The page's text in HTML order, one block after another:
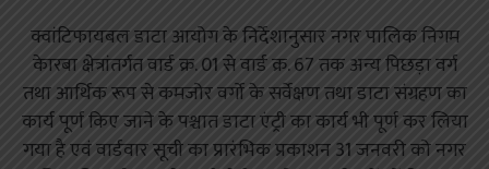
क्वांटिफायबल डाटा आयोग के निर्देशानुसार नगर पालिक निगम
केारबा क्षेत्रांतर्गत वार्ड क्र. 01 से वार्ड क्र. 67 तक अन्य पिछड़ा वर्ग
तथा आर्थिक रूप से कमजोर वर्गो के सर्वेक्षण तथा डाटा संग्रहण का
कार्य पूर्ण किए जाने के पश्चात डाटा एंट्री का कार्य भी पूर्ण कर लिया
गया है एवं वार्डवार सूची का प्रारंभिक प्रकाशन 31 जनवरी को नगर